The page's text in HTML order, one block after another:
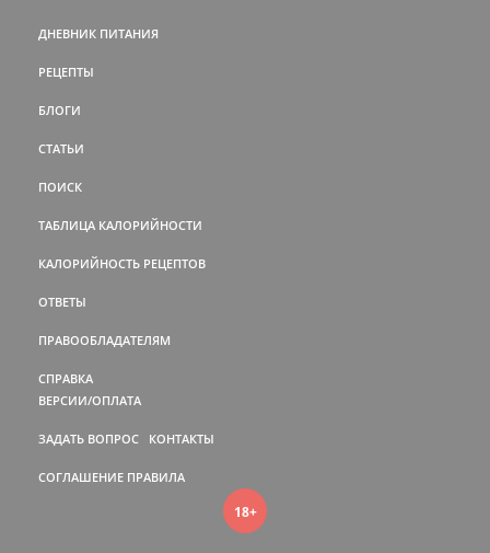
ДНЕВНИК ПИТАНИЯ
РЕЦЕПТЫ
БЛОГИ
СТАТЬИ
ПОИСК
ТАБЛИЦА КАЛОРИЙНОСТИ
КАЛОРИЙНОСТЬ РЕЦЕПТОВ
ОТВЕТЫ
ПРАВООБЛАДАТЕЛЯМ
СПРАВКА
ВЕРСИИ/ОПЛАТА
ЗАДАТЬ ВОПРОС КОНТАКТЫ
СОГЛАШЕНИЕ ПРАВИЛА
18+